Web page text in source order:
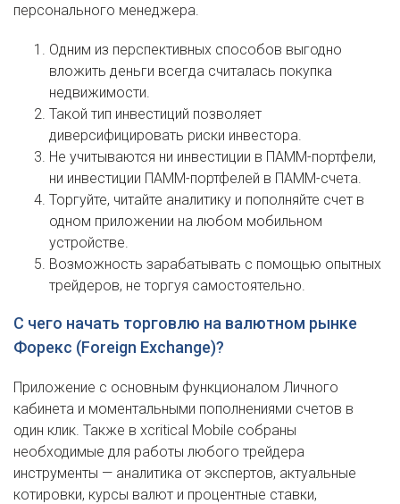
персонального менеджера.
Одним из перспективных способов выгодно
вложить деньги всегда считалась покупка
недвижимости.
Такой тип инвестиций позволяет
диверсифицировать риски инвестора.
Не учитываются ни инвестиции в ПАММ-портфели,
ни инвестиции ПАММ-портфелей в ПАММ-счета.
Торгуйте, читайте аналитику и пополняйте счет в
одном приложении на любом мобильном
устройстве.
Возможность зарабатывать с помощью опытных
трейдеров, не торгуя самостоятельно.
С чего начать торговлю на валютном рынке
Форекс (Foreign Exchange)?
Приложение с основным функционалом Личного
кабинета и моментальными пополнениями счетов в
один клик. Также в xcritical Mobile собраны
необходимые для работы любого трейдера
инструменты — аналитика от экспертов, актуальные
котировки, курсы валют и процентные ставки,